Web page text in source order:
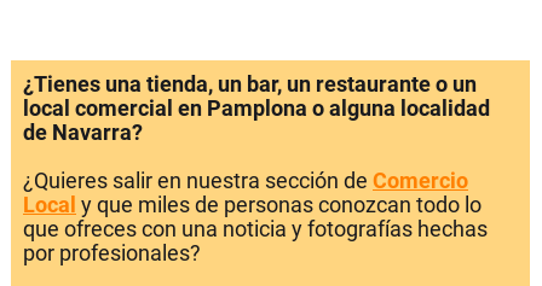
¿Tienes una tienda, un bar, un restaurante o un
local comercial en Pamplona o alguna localidad
de Navarra?
¿Quieres salir en nuestra sección de Comercio
Local y que miles de personas conozcan todo lo
que ofreces con una noticia y fotografías hechas
por profesionales?